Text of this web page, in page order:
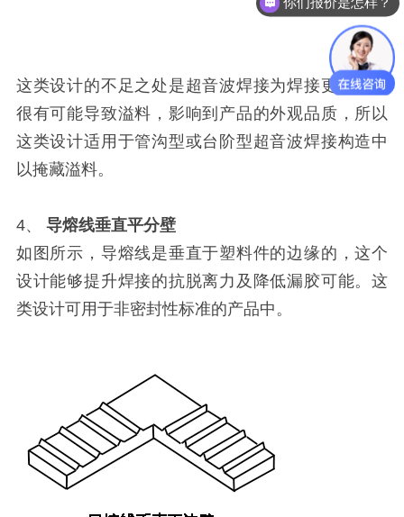
这类设计的不足之处是超音波焊接为焊接更多塑料
很有可能导致溢料，影响到产品的外观品质，所以
这类设计适用于管沟型或台阶型超音波焊接构造中
以掩藏溢料。
4、 导熔线垂直平分壁
如图所示，导熔线是垂直于塑料件的边缘的，这个
设计能够提升焊接的抗脱离力及降低漏胶可能。这
类设计可用于非密封性标准的产品中。
可以做代理 / 经销商吗？